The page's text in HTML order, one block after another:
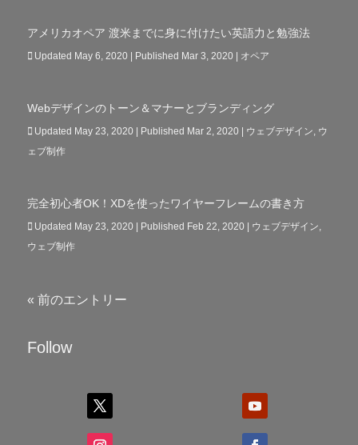
アメリカオペア 渡米までに身に付けたい英語力と勉強法
Updated May 6, 2020 | Published Mar 3, 2020| オペア
Webデザインのトーン＆マナーとブランディング
Updated May 23, 2020 | Published Mar 2, 2020| ウェブデザイン ウ
ェブ制作
完全初心者OK！XDを使ったワイヤーフレームの書き方
Updated May 23, 2020 | Published Feb 22, 2020| ウェブデザイン
ウェブ制作
« 前のエントリー
Follow